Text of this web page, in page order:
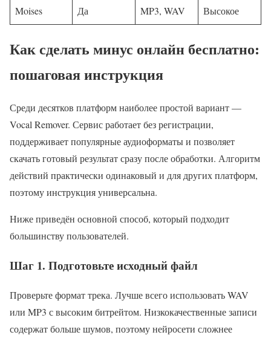
Moises Да MP3, WAV Высокое
Как сделать минус онлайн бесплатно:
пошаговая инструкция
Среди десятков платформ наиболее простой вариант —
Vocal Remover. Сервис работает без регистрации,
поддерживает популярные аудиоформаты и позволяет
скачать готовый результат сразу после обработки. Алгоритм
действий практически одинаковый и для других платформ,
поэтому инструкция универсальна.
Ниже приведён основной способ, который подходит
большинству пользователей.
Шаг 1. Подготовьте исходный файл
Проверьте формат трека. Лучше всего использовать WAV
или MP3 с высоким битрейтом. Низкокачественные записи
содержат больше шумов, поэтому нейросети сложнее